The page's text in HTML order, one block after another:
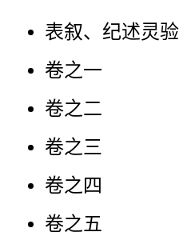
表叙、纪述灵验
卷之一
卷之二
卷之三
卷之四
卷之五